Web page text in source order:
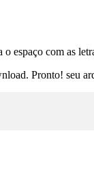
espaço com as
Pronto! seu